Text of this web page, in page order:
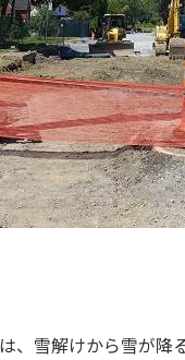
、雪解けから雪が